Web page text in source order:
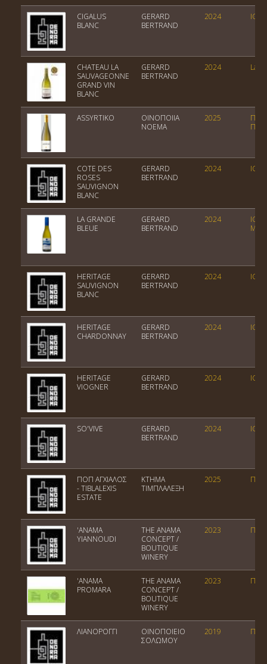
CIGALUS
BLANC
GERARD
BERTRAND
2024 IGP
CHATEAU LA
SAUVAGEONNE
GRAND VIN
BLANC
GERARD
BERTRAND
2024
ASSYRTIKO
OINOΠΟΙΙΑ
ΝΟΕΜΑ
2025
ΠΓΕ
COTE DES
ROSES
SAUVIGNON
BLANC
GERARD
BERTRAND
2024 IGP
LA GRANDE
BLEUE
GERARD
BERTRAND
2024
IGP
HERITAGE
SAUVIGNON
BLANC
GERARD
BERTRAND
2024 IGP
HERITAGE
CHARDONNAY
GERARD
BERTRAND
2024 IGP
HERITAGE
VIOGNER
GERARD
BERTRAND
2024 IGP
SO'VIVE
GERARD
BERTRAND
2024 IGP
ΠΟΠ ΑΓΧΙΑΛΟΣ
- TIBLALEXIS
ESTATE
ΚΤΗΜΑ
ΤΙΜΠΛΑΛΕΞΗ
2025 ΠΟΠ
'ANAMA
YIANNOUDI
THE ANAMA
CONCEPT /
BOUTIQUE
WINERY
2023 ΠΓΕ
'ANAMA
PROMARA
THE ANAMA
CONCEPT /
BOUTIQUE
WINERY
2023 ΠΓΕ
ΛΙΑΝΟΡΟΓΓΙ
ΟΙΝΟΠΟΙΕΙΟ
ΣΟΛΩΜΟΥ
2019 ΠΓΕ